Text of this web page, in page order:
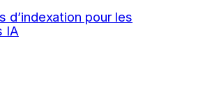
d’indexation pour les
IA